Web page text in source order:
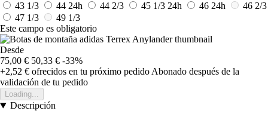
43 1/3
44 24h 44 2/3 45 1/3 24h 46 24h
46 2/3
47 1/3
49 1/3
Este campo es obligatorio
Desde
75,00 € 50,33 € -33%
+2,52 € ofrecidos en tu próximo pedido Abonado después de la
validación de tu pedido
Loading...
Descripción